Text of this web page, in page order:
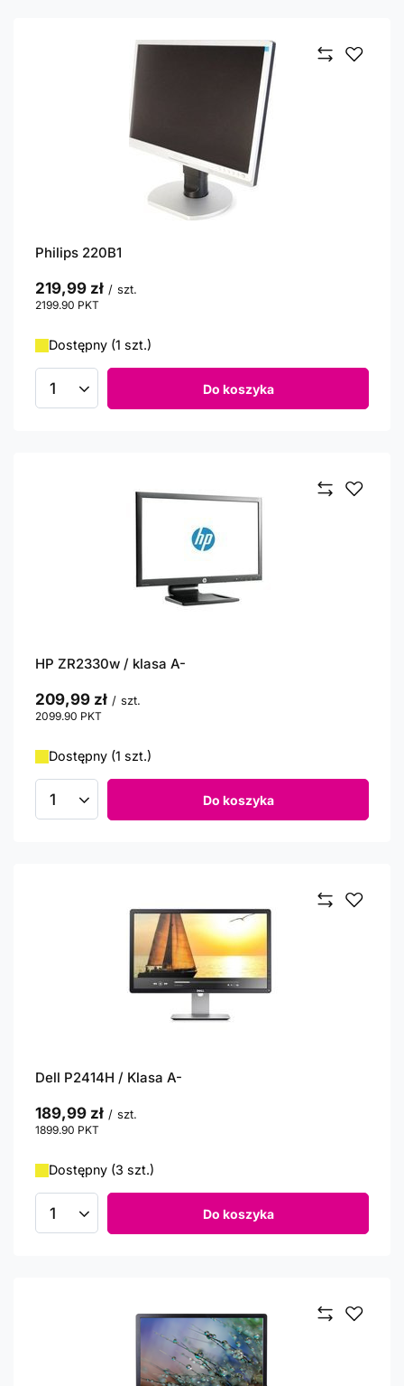
Philips 220B1
219,99 zł / szt.
2199.90 PKT
Dostępny (1 szt.)
Ilość produktów Do koszyka
HP ZR2330w / klasa A-
209,99 zł / szt.
2099.90 PKT
Dostępny (1 szt.)
Ilość produktów Do koszyka
Dell P2414H / Klasa A-
189,99 zł / szt.
1899.90 PKT
Dostępny (3 szt.)
Ilość produktów Do koszyka